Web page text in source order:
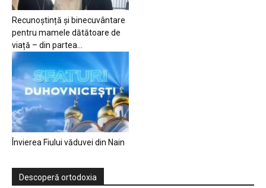
Recunoștință și binecuvântare
pentru mamele dătătoare de
viață – din partea...
Învierea Fiului văduvei din Nain
Descoperă ortodoxia